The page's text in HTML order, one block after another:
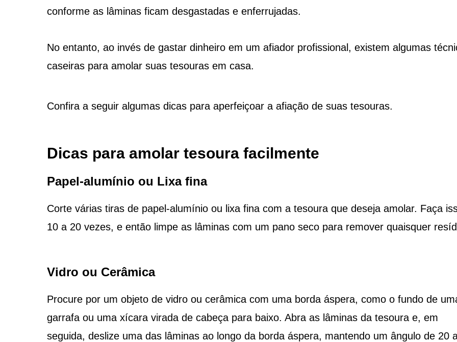
conforme as lâminas ficam desgastadas e enferrujadas.
No entanto, ao invés de gastar dinheiro em um afiador profissional, existem algumas
caseiras para amolar suas tesouras em casa.
Confira a seguir algumas dicas para aperfeiçoar a afiação de suas tesouras.
Dicas para amolar tesoura facilmente
Papel-alumínio ou Lixa fina
Corte várias tiras de papel-alumínio ou lixa fina com a tesoura que deseja amolar. Faça
10 a 20 vezes, e então limpe as lâminas com um pano seco para remover quaisquer
Vidro ou Cerâmica
Procure por um objeto de vidro ou cerâmica com uma borda áspera, como o fundo de
garrafa ou uma xícara virada de cabeça para baixo. Abra as lâminas da tesoura e, em
seguida, deslize uma das lâminas ao longo da borda áspera, mantendo um ângulo de 20